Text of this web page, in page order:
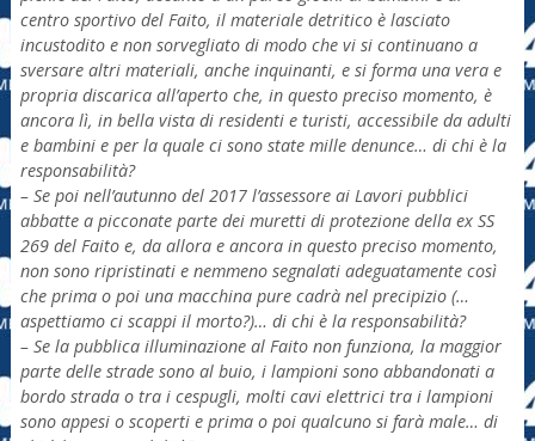
centro sportivo del Faito, il materiale detritico è lasciato
incustodito e non sorvegliato di modo che vi si continuano a
sversare altri materiali, anche inquinanti, e si forma una vera e
propria discarica all’aperto che, in questo preciso momento, è
ancora lì, in bella vista di residenti e turisti, accessibile da adulti
e bambini e per la quale ci sono state mille denunce… di chi è la
responsabilità?
– Se poi nell’autunno del 2017 l’assessore ai Lavori pubblici
abbatte a picconate parte dei muretti di protezione della ex SS
269 del Faito e, da allora e ancora in questo preciso momento,
non sono ripristinati e nemmeno segnalati adeguatamente così
che prima o poi una macchina pure cadrà nel precipizio (…
aspettiamo ci scappi il morto?)… di chi è la responsabilità?
– Se la pubblica illuminazione al Faito non funziona, la maggior
parte delle strade sono al buio, i lampioni sono abbandonati a
bordo strada o tra i cespugli, molti cavi elettrici tra i lampioni
sono appesi o scoperti e prima o poi qualcuno si farà male… di